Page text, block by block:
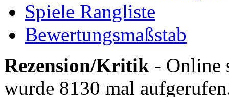
Spiele Rangliste
Bewertungsmaßstab
Rezension/Kritik - Online
wurde 8130 mal